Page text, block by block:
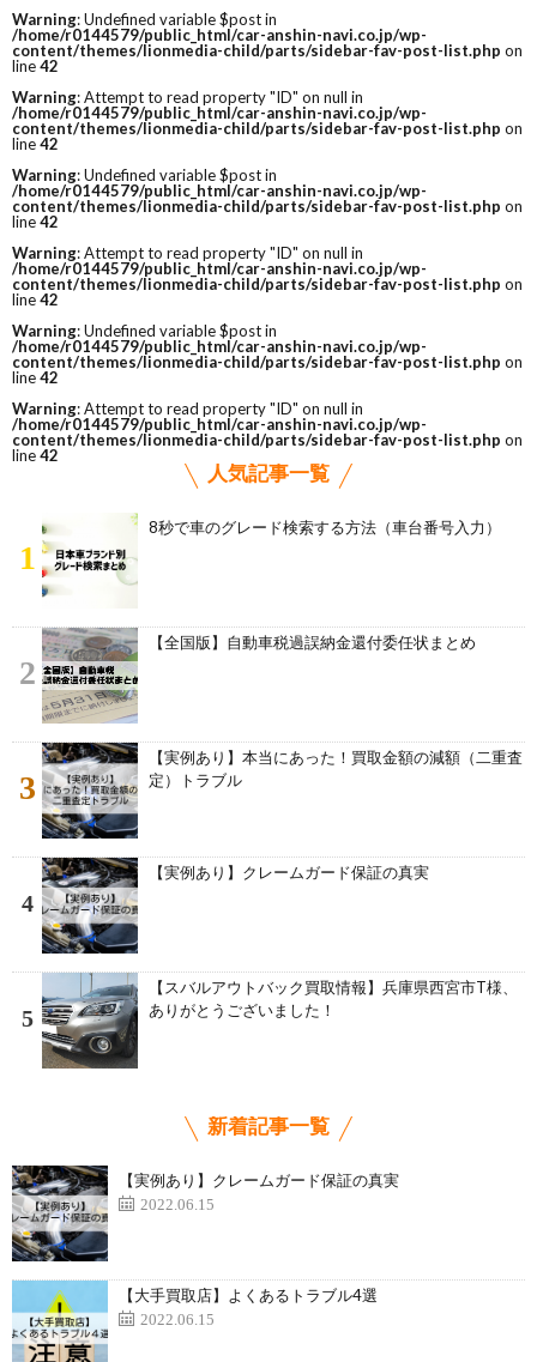
Warning: Undefined variable $post in
/home/r0144579/public_html/car-anshin-navi.co.jp/wp-
content/themes/lionmedia-child/parts/sidebar-fav-post-list.php on
line42
Warning: Attempt to read property "ID" on null in
/home/r0144579/public_html/car-anshin-navi.co.jp/wp-
content/themes/lionmedia-child/parts/sidebar-fav-post-list.php on
line42
Warning: Undefined variable $post in
/home/r0144579/public_html/car-anshin-navi.co.jp/wp-
content/themes/lionmedia-child/parts/sidebar-fav-post-list.php on
line42
Warning: Attempt to read property "ID" on null in
/home/r0144579/public_html/car-anshin-navi.co.jp/wp-
content/themes/lionmedia-child/parts/sidebar-fav-post-list.php on
line42
Warning: Undefined variable $post in
/home/r0144579/public_html/car-anshin-navi.co.jp/wp-
content/themes/lionmedia-child/parts/sidebar-fav-post-list.php on
line42
Warning: Attempt to read property "ID" on null in
/home/r0144579/public_html/car-anshin-navi.co.jp/wp-
content/themes/lionmedia-child/parts/sidebar-fav-post-list.php on
line42
人気記事一覧
1
8秒で車のグレード検索する方法（車台番号入力）
2
【全国版】自動車税過誤納金還付委任状まとめ
3
【実例あり】本当にあった！買取金額の減額（二重査
定）トラブル
4
【実例あり】クレームガード保証の真実
5
【スバルアウトバック買取情報】兵庫県西宮市T様、
ありがとうございました！
新着記事一覧
【実例あり】クレームガード保証の真実
2022.06.15
【大手買取店】よくあるトラブル4選
2022.06.15